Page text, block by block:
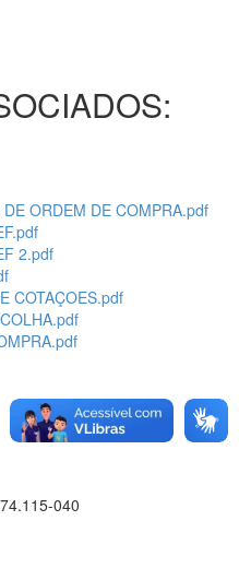
ORDEM DE COMPRA.pdf
2.pdf
COTAÇOES.pdf
040